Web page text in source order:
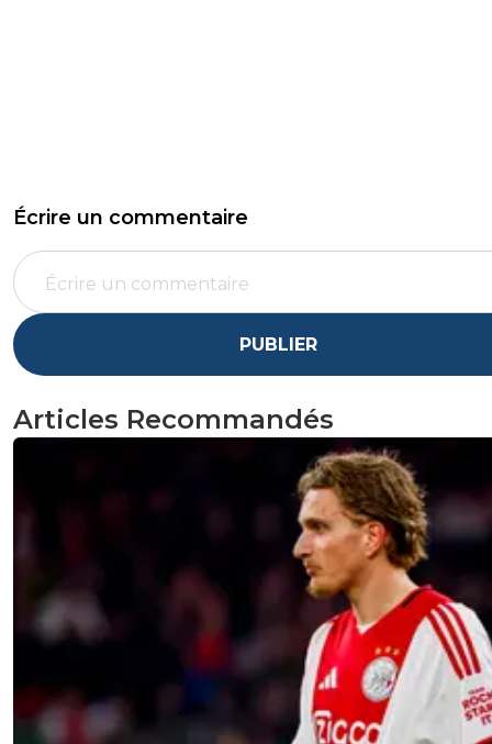
Écrire un commentaire
PUBLIER
Articles Recommandés